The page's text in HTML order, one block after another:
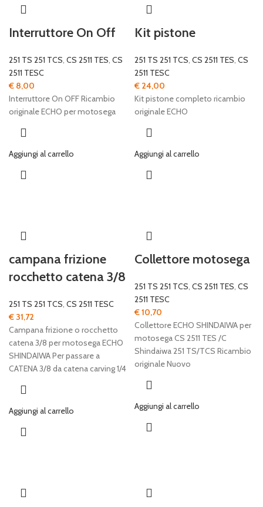
Interruttore On Off
251 TS 251 TCS CS 2511 TES CS
2511 TESC
€ 8,00
Interruttore On OFF Ricambio
originale ECHO per motosega
Aggiungi al carrello
Kit pistone
251 TS 251 TCS CS 2511 TES CS
2511 TESC
€ 24,00
Kit pistone completo ricambio
originale ECHO
Aggiungi al carrello
campana frizione
rocchetto catena 3/8
251 TS 251 TCS CS 2511 TESC
€ 31,72
Campana frizione o rocchetto
catena 3/8 per motosega ECHO
SHINDAIWA Per passare a
CATENA 3/8 da catena carving 1/4
Aggiungi al carrello
Collettore motosega
251 TS 251 TCS CS 2511 TES CS
2511 TESC
€10,70
Collettore ECHO SHINDAIWA per
motosega CS 2511 TES /C
Shindaiwa 251 TS/TCS Ricambio
originale Nuovo
Aggiungi al carrello